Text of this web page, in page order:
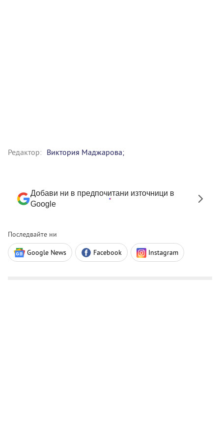
Редактор: Виктория Маджарова;
Добави ни в предпочитани източници в
Google
Последвайте ни
Google News Facebook Instagram